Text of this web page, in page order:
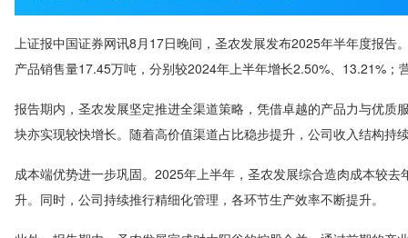
上证报中国证券网讯8月17日晚间，圣农发展发布2025年半年度报
产品销售量17.45万吨，分别较2024年上半年增长2.50%、13.21%
报告期内，圣农发展坚定推进全渠道策略，凭借卓越的产品力与优
块亦实现较快增长。随着高价值渠道占比稳步提升，公司收入结构持
成本端优势进一步巩固。2025年上半年，圣农发展综合造肉成本较
升。同时，公司持续推行精细化管理，各环节生产效率不断提升。